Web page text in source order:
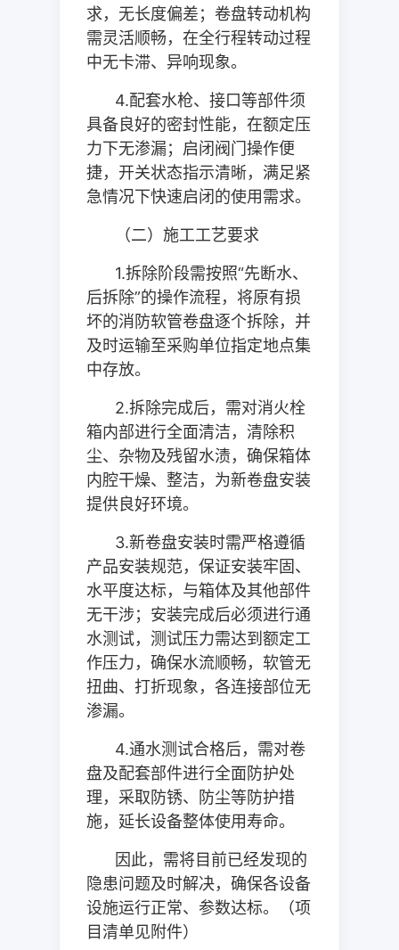
求，无长度偏差；卷盘转动机构
需灵活顺畅，在全行程转动过程
中无卡滞、异响现象。
4.配套水枪、接口等部件须
具备良好的密封性能，在额定压
力下无渗漏；启闭阀门操作便
捷，开关状态指示清晰，满足紧
急情况下快速启闭的使用需求。
（二）施工工艺要求
1.拆除阶段需按照“先断水、
后拆除”的操作流程，将原有损
坏的消防软管卷盘逐个拆除，并
及时运输至采购单位指定地点集
中存放。
2.拆除完成后，需对消火栓
箱内部进行全面清洁，清除积
尘、杂物及残留水渍，确保箱体
内腔干燥、整洁，为新卷盘安装
提供良好环境。
3.新卷盘安装时需严格遵循
产品安装规范，保证安装牢固、
水平度达标，与箱体及其他部件
无干涉；安装完成后必须进行通
水测试，测试压力需达到额定工
作压力，确保水流顺畅，软管无
扭曲、打折现象，各连接部位无
渗漏。
4.通水测试合格后，需对卷
盘及配套部件进行全面防护处
理，采取防锈、防尘等防护措
施，延长设备整体使用寿命。
因此，需将目前已经发现的
隐患问题及时解决，确保各设备
设施运行正常、参数达标。（项
目清单见附件）